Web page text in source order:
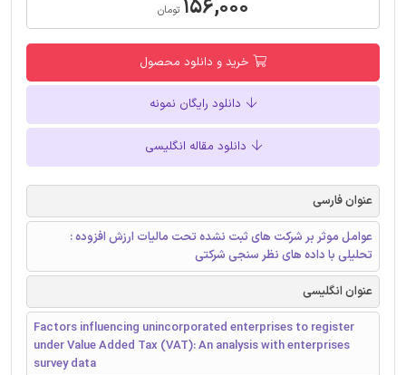
۱۵۶,۰۰۰ تومان
خرید و دانلود محصول
دانلود رایگان نمونه
دانلود مقاله انگلیسی
عنوان فارسی
عوامل موثر بر شرکت های ثبت نشده تحت مالیات ارزش افزوده :
تحلیلی با داده های نظر سنجی شرکتی
عنوان انگلیسی
Factors influencing unincorporated enterprises to register
under Value Added Tax (VAT): An analysis with enterprises
survey data